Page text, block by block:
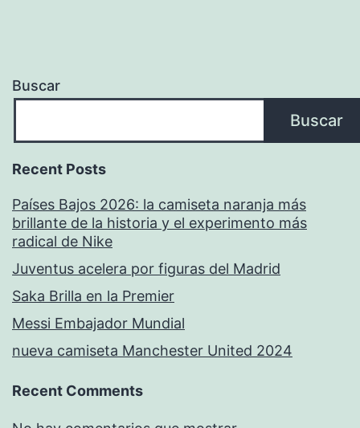
Buscar
Buscar
Recent Posts
Países Bajos 2026: la camiseta naranja más
brillante de la historia y el experimento más
radical de Nike
Juventus acelera por figuras del Madrid
Saka Brilla en la Premier
Messi Embajador Mundial
nueva camiseta Manchester United 2024
Recent Comments